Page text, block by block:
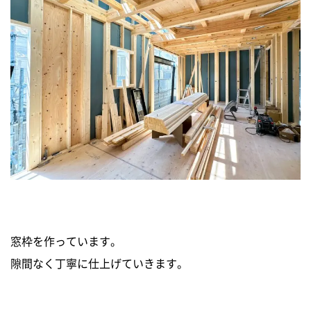
窓枠を作っています。
隙間なく丁寧に仕上げていきます。